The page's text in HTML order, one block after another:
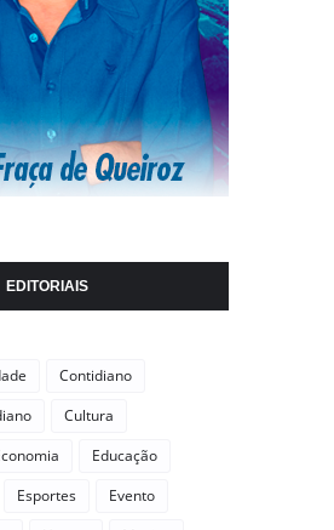
EDITORIAIS
Contidiano
Cultura
Educação
Esportes
Evento